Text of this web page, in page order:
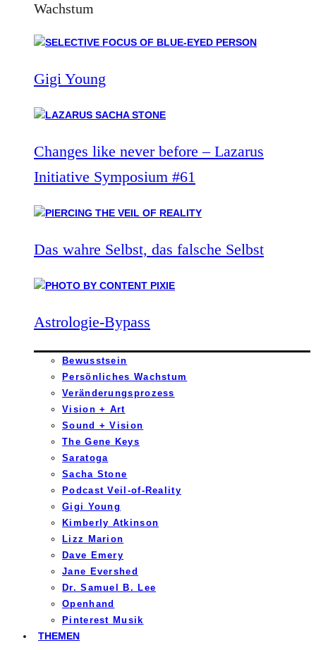
Wachstum
Gigi Young
Changes like never before – Lazarus
Initiative Symposium #61
Das wahre Selbst, das falsche Selbst
Astrologie-Bypass
Bewusstsein
Persönliches Wachstum
Veränderungsprozess
Vision + Art
Sound + Vision
The Gene Keys
Saratoga
Sacha Stone
Podcast Veil-of-Reality
Gigi Young
Kimberly Atkinson
Lizz Marion
Dave Emery
Jane Evershed
Dr. Samuel B. Lee
Openhand
Pinterest Musik
THEMEN